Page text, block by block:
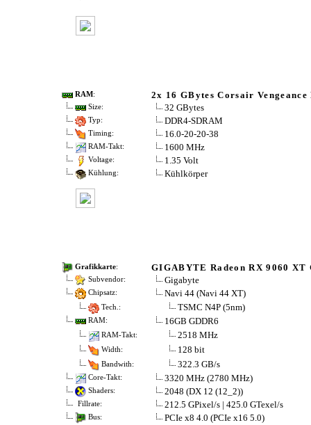
RAM: 2x 16 GBytes Corsair Vengeance
Size: 32 GBytes
Typ: DDR4-SDRAM
Timing: 16.0-20-20-38
RAM-Takt: 1600 MHz
Voltage: 1.35 Volt
Kühlung: Kühlkörper
Grafikkarte: GIGABYTE Radeon RX 9060 XT
Subvendor: Gigabyte
Chipsatz: Navi 44 (Navi 44 XT)
Tech.: TSMC N4P (5nm)
RAM: 16GB GDDR6
RAM-Takt: 2518 MHz
Width: 128 bit
Bandwith: 322.3 GB/s
Core-Takt: 3320 MHz (2780 MHz)
Shaders: 2048 (DX 12 (12_2))
Fillrate: 212.5 GPixel/s | 425.0 GTexel/s
Bus: PCIe x8 4.0 (PCIe x16 5.0)